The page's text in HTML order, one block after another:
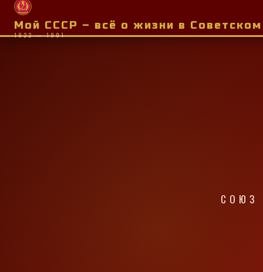
Мой СССР – всё о жизни в
1922 — 1991
СОЮЗ